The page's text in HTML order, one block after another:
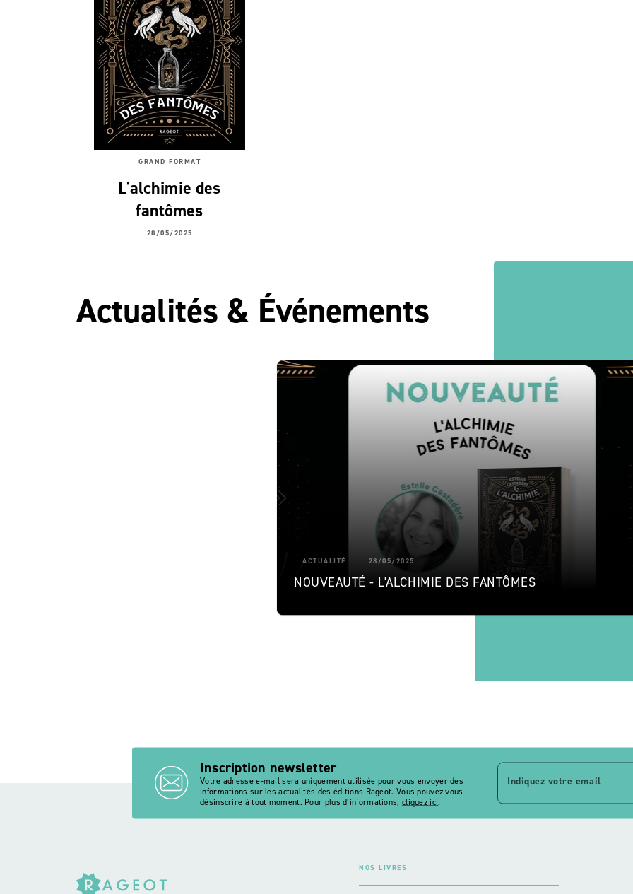
GRAND FORMAT
L'alchimie des
fantômes
28/05/2025
Actualités & Événements
ACTUALITÉ 28/05/2025
NOUVEAUTÉ - L'ALCHIMIE DES FANTÔMES
Inscription newsletter
Votre adresse e-mail sera uniquement utilisée pour vous envoyer des
informations sur les actualités des éditions Rageot. Vous pouvez vous
désinscrire à tout moment. Pour plus d’informations, cliquez ici.
Indiquez votre email
NOS LIVRES